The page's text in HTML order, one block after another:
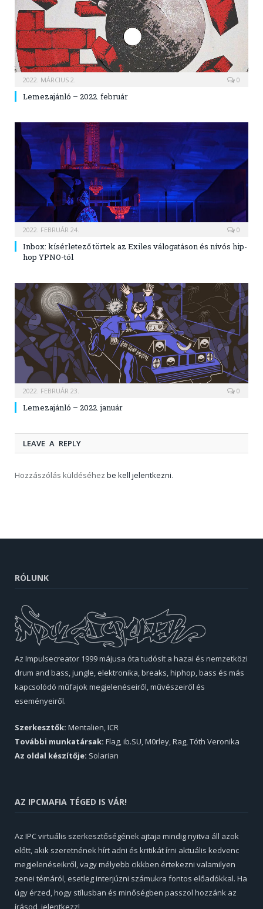
2022. MÁRCIUS 2. 0
Lemezajánló – 2022. február
2022. FEBRUÁR 24. 0
Inbox: kísérletező törtek az Exiles válogatáson és nívós hip-
hop YPNO-tól
2022. FEBRUÁR 23. 0
Lemezajánló – 2022. január
LEAVE A REPLY
Hozzászólás küldéséhez be kell jelentkezni.
RÓLUNK
Az Impulsecreator 1999 májusa óta tudósít a hazai és nemzetközi
drum and bass, jungle, elektronika, breaks, hiphop, bass és más
kapcsolódó műfajok megjelenéseiről, művészeiről és
eseményeiről.
Szerkesztők: Mentalien, ICR
További munkatársak: Flag, ib.SU, M0rley, Rag, Tóth Veronika
Az oldal készítője: Solarian
AZ IPCMAFIA TÉGED IS VÁR!
Az IPC virtuális szerkesztőségének ajtaja mindig nyitva áll azok
előtt, akik szeretnének hírt adni és kritikát írni aktuális kedvenc
megjelenéseikről, vagy mélyebb cikkben értekezni valamilyen
zenei témáról, esetleg interjúzni számukra fontos előadókkal. Ha
úgy érzed, hogy stílusban és minőségben passzol hozzánk az
írásod, jelentkezz!